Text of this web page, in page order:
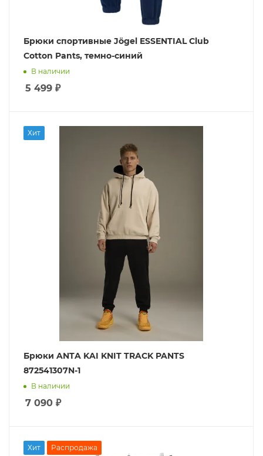
Брюки спортивные Jögel ESSENTIAL Club
Cotton Pants, темно-синий
В наличии
5 499 ₽
Хит
Брюки ANTA KAI KNIT TRACK PANTS
872541307N-1
В наличии
7 090 ₽
Хит Распродажа